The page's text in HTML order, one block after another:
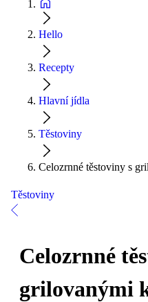
Hello
Recepty
Hlavní jídla
Těstoviny
Celozrnné těstoviny s
Těstoviny
Celozrnné
grilovanými